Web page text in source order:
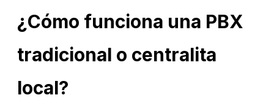
¿Cómo funciona una PBX
tradicional o centralita
local?